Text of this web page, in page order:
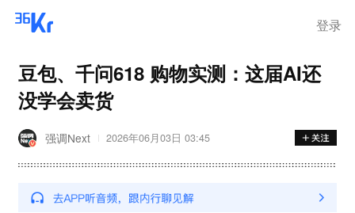
登录
豆包、千问618 购物实测：这届AI还
没学会卖货
强调Next 2026年06月03日 03:45